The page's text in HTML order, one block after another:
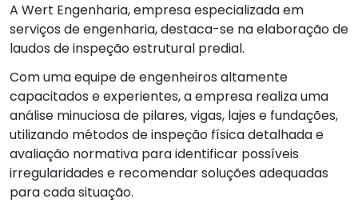
A Wert Engenharia, empresa especializada em
serviços de engenharia, destaca-se na elaboração de
laudos de inspeção estrutural predial.
Com uma equipe de engenheiros altamente
capacitados e experientes, a empresa realiza uma
análise minuciosa de pilares, vigas, lajes e fundações,
utilizando métodos de inspeção física detalhada e
avaliação normativa para identificar possíveis
irregularidades e recomendar soluções adequadas
para cada situação.